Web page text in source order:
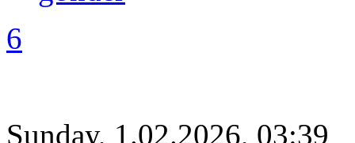
6
Sunday, 1.02.2026, 03:39